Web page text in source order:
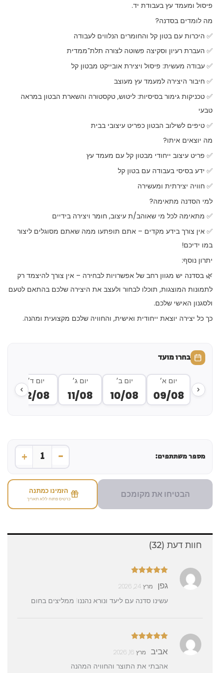
פיסול ומעמד עץ בעבודת יד.
מה לומדים בסדנה?
✅ היכרות עם בטון קל והחומרים הנלווים לעבודה
✅ העברת רעיון וסקיצה פשוטה לצורה תלת־ממדית
✅ עבודה מעשית: פיסול ויצירת אובייקט מבטון קל
✅ חיבור היצירה למעמד עץ מעוצב
✅ טכניקות גימור בסיסיות: ליטוש, טקסטורה והשארת הבטון במראה
טבעי
✅ טיפים לשילוב הבטון כפריט עיצובי בבית
מה יוצאים איתו?
✅ פריט עיצוב ייחודי מבטון קל עם מעמד עץ
✅ ידע בסיסי בעבודה עם בטון קל
✅ חוויה יצירתית ומעשירה
למי הסדנה מתאימה?
✅ מתאימה לכל מי שאוהב/ת עיצוב, חומר ויצירה בידיים
✅ אין צורך בידע מקדים – אתם תופתעו ממה שאתם מסוגלים ליצור
במו ידיכם!
יתרון נוסף:
🌿 בסדנה יש מגוון רחב של אפשרויות לבחירה – אין צורך להיצמד רק
לתמונות המוצגות, תוכלו לבחור ולעצב את היצירה שלכם בהתאם לטעם
ולסגנון האישי שלכם.
כך כל יצירה יוצאת ייחודית ואישית, והחוויה שלכם מקצועית ומהנה.
בחרו מועד
יום א׳
09/08
יום ב׳
10/08
יום ג׳
11/08
יום ד׳
12/08
מספר משתתפים: -
1
+
הבטיחו את מקומכם הזמינו כמתנה
כרטיס פתוח ללא תאריך
חוות דעת (32)
5
גפן מרץ 24, 2026
עשינו סדנה עם ליעד ונורא נהננו! ממליצים בחום
5
אביב מרץ 16, 2026
אהבתי את התוצר והחוויה המהנה